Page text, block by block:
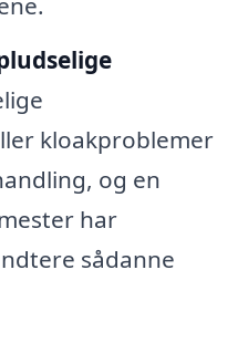
kloakproblemer
og en
har
sådanne